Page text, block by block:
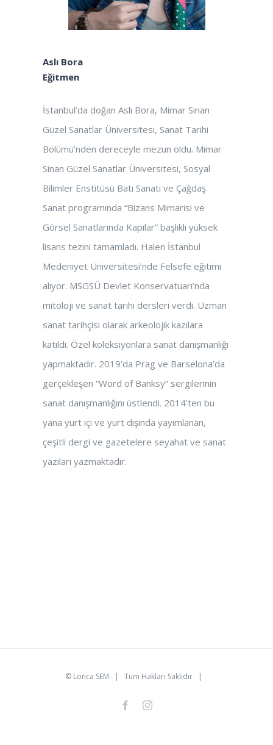
Aslı Bora
Eğitmen
İstanbul’da doğan Aslı Bora, Mimar Sinan
Güzel Sanatlar Üniversitesi, Sanat Tarihi
Bölümü’nden dereceyle mezun oldu. Mimar
Sinan Güzel Sanatlar Üniversitesi, Sosyal
Bilimler Enstitüsü Batı Sanatı ve Çağdaş
Sanat programında “Bizans Mimarisi ve
Görsel Sanatlarında Kapılar” başlıklı yüksek
lisans tezini tamamladı. Halen İstanbul
Medeniyet Üniversitesi’nde Felsefe eğitimi
alıyor. MSGSÜ Devlet Konservatuarı’nda
mitoloji ve sanat tarihi dersleri verdi. Uzman
sanat tarihçisi olarak arkeolojik kazılara
katıldı. Özel koleksiyonlara sanat danışmanlığı
yapmaktadır. 2019’da Prag ve Barselona’da
gerçekleşen “Word of Banksy” sergilerinin
sanat danışmanlığını üstlendi. 2014’ten bu
yana yurt içi ve yurt dışında yayımlanan,
çeşitli dergi ve gazetelere seyahat ve sanat
yazıları yazmaktadır.
© Lonca SEM | Tüm Hakları Saklıdır |
facebookinstagram